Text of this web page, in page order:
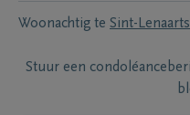
Woonachtig te Sint-Lenaarts
Stuur een